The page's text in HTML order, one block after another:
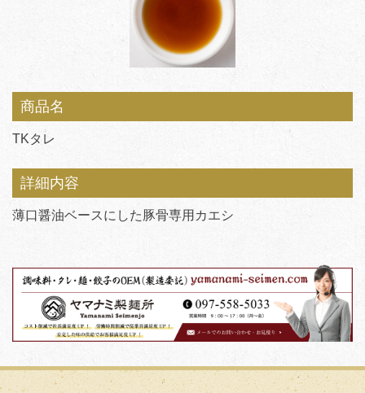
商品名
TKタレ
詳細内容
薄口醤油ベースにした豚骨専用カエシ